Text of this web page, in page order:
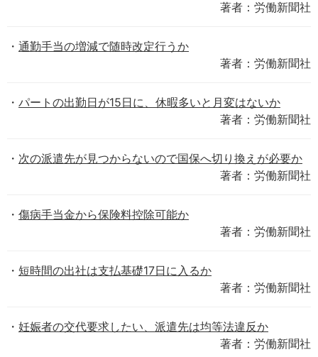
著者：労働新聞社
通勤手当の増減で随時改定行うか
著者：労働新聞社
パートの出勤日が15日に、休暇多いと月変はないか
著者：労働新聞社
次の派遣先が見つからないので国保へ切り換えが必要か
著者：労働新聞社
傷病手当金から保険料控除可能か
著者：労働新聞社
短時間の出社は支払基礎17日に入るか
著者：労働新聞社
妊娠者の交代要求したい、派遣先は均等法違反か
著者：労働新聞社